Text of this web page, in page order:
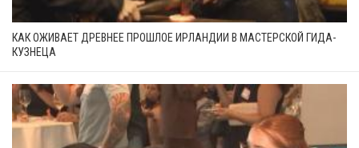
КАК ОЖИВАЕТ ДРЕВНЕЕ ПРОШЛОЕ ИРЛАНДИИ В МАСТЕРСКОЙ ГИДА-
КУЗНЕЦА